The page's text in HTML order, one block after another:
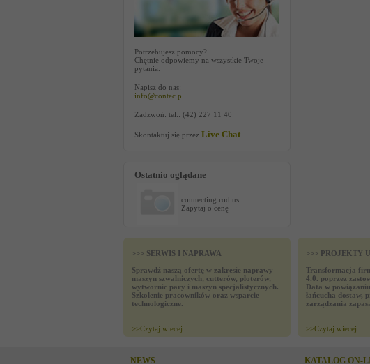
Potrzebujesz pomocy?
Chętnie odpowiemy na wszystkie Twoje
pytania.
Napisz do nas:
info@contec.pl
Zadzwoń: tel.: (42) 227 11 40
Skontaktuj się przez Live Chat
Ostatnio oglądane
connecting rod us
Zapytaj o cenę
>>> SERWIS I NAPRAWA
Sprawdź naszą ofertę w zakresie naprawy
maszyn szwalniczych, cutterów, ploterów,
wytwornic pary i maszyn specjalistycznych.
Szkolenie pracowników oraz wsparcie
technologiczne.
>>Czytaj wiecej
>>> PROJEKTY
Transformacja
4.0. poprzez
Data w
łańcucha dostaw,
zarządzania
>>Czytaj wiecej
NEWS KATALOG ON-